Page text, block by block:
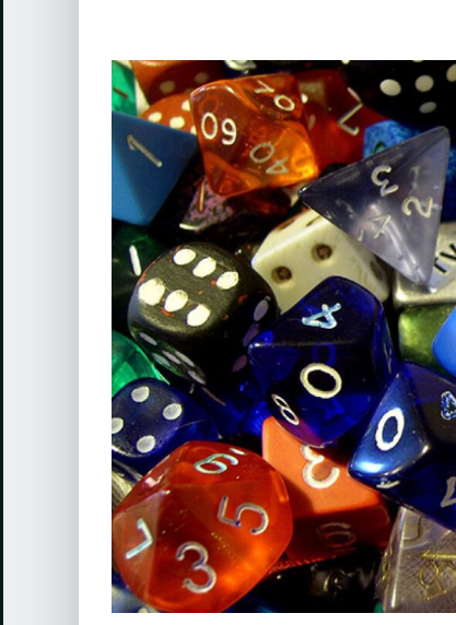
View
Larger
Image